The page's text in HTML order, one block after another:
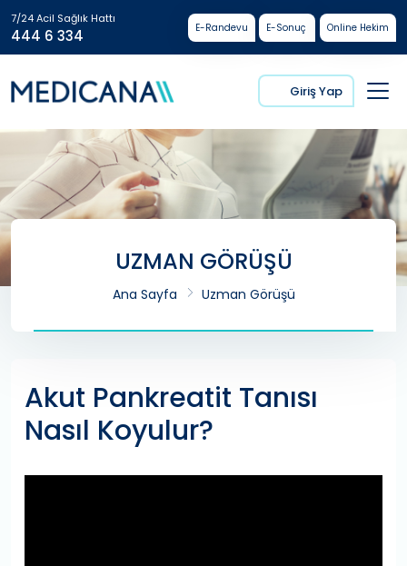
7/24 Acil Sağlık Hattı
444 6 334 E-Randevu E-Sonuç Online Hekim
Giriş Yap
UZMAN GÖRÜŞÜ
Ana Sayfa Uzman Görüşü
Akut Pankreatit Tanısı
Nasıl Koyulur?